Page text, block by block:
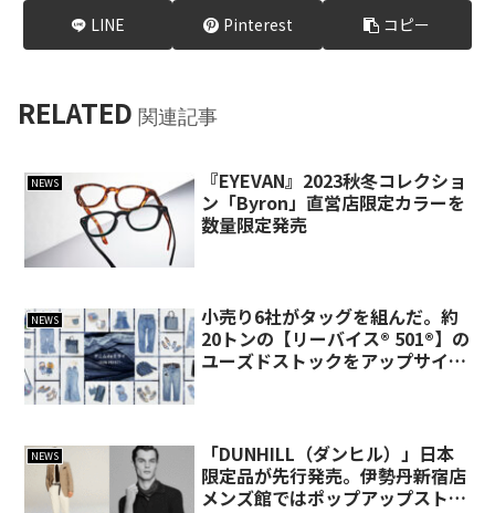
LINE Pinterest コピー
RELATED 関連記事
NEWS
『EYEVAN』2023秋冬コレクショ
ン「Byron」直営店限定カラーを
数量限定発売
NEWS
小売り6社がタッグを組んだ。約
20トンの【リーバイス® 501®】の
ユーズドストックをアップサイク
NEWS
「DUNHILL（ダンヒル）」日本
限定品が先行発売。伊勢丹新宿店
メンズ館ではポップアップストア